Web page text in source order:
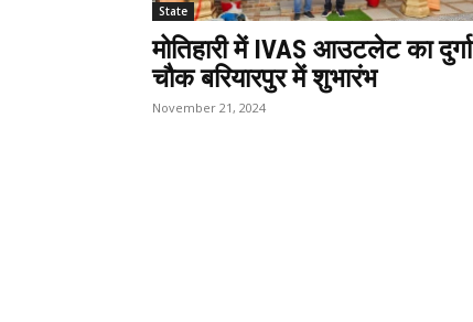
State
मोतिहारी में IVAS आउटलेट का दुर्गा
चौक बरियारपुर में शुभारंभ
November 21, 2024